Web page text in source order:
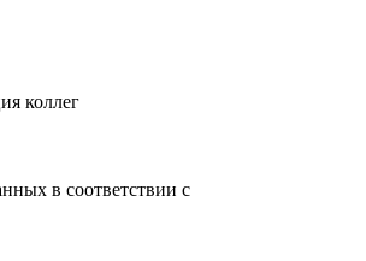
коллег
в соответствии с